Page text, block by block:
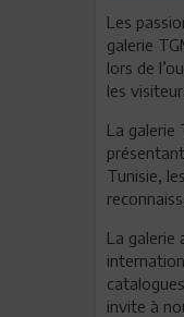
Les
galerie
lors de
les
La galerie
Tunisie,
La galerie
invite à